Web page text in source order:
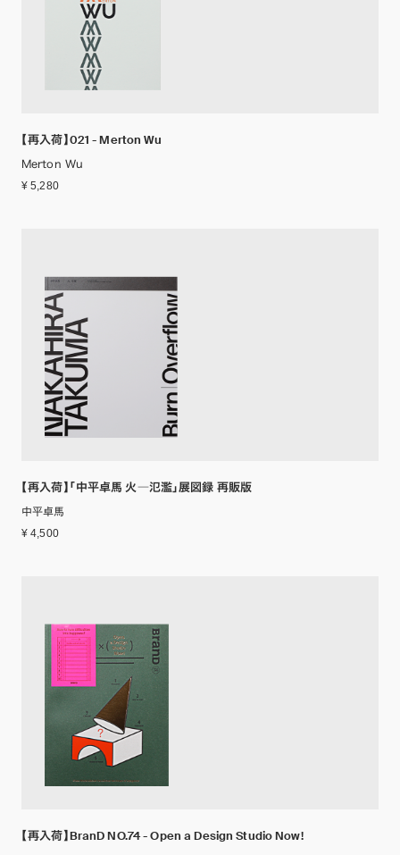
【再入荷】021 - Merton Wu
Merton Wu
¥ 5,280
【再入荷】「中平卓馬 火―氾濫」展図録 再販版
中平卓馬
¥ 4,500
【再入荷】BranD NO.74 - Open a Design Studio Now!